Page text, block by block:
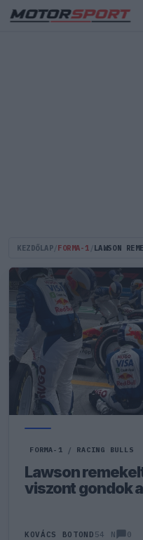
KEZDŐLAP FORMA-1
FORMA-1 / RACING BULLS
Lawson
viszont gondok
KOVÁCS BOTOND 54 N 0